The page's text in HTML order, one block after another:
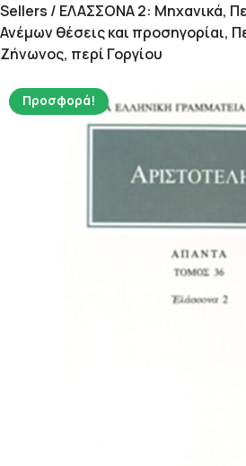
Sellers / ΕΛΑΣΣΟΝΑ 2: Μηχανικά,
Ανέμων θέσεις και προσηγορίαι,
Ζήνωνος, περί Γοργίου
Προσφορά!